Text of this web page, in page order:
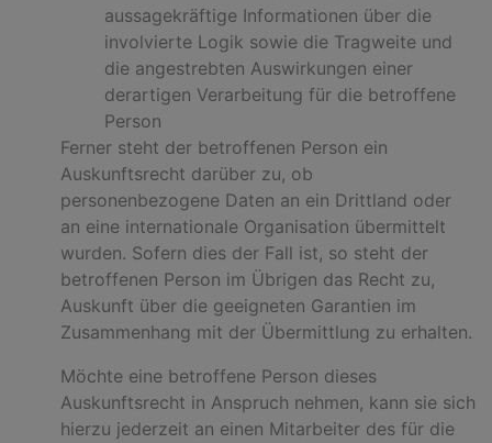
aussagekräftige Informationen über die
involvierte Logik sowie die Tragweite und
die angestrebten Auswirkungen einer
derartigen Verarbeitung für die betroffene
Person
Ferner steht der betroffenen Person ein
Auskunftsrecht darüber zu, ob
personenbezogene Daten an ein Drittland oder
an eine internationale Organisation übermittelt
wurden. Sofern dies der Fall ist, so steht der
betroffenen Person im Übrigen das Recht zu,
Auskunft über die geeigneten Garantien im
Zusammenhang mit der Übermittlung zu erhalten.
Möchte eine betroffene Person dieses
Auskunftsrecht in Anspruch nehmen, kann sie sich
hierzu jederzeit an einen Mitarbeiter des für die